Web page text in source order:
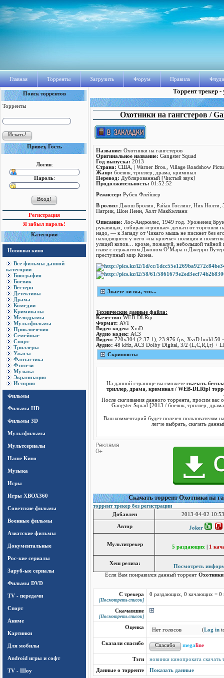
Главная Торренты Загрузить Форум Правила
Поиск торрентов
Торренты
Привет, Гость
Логин:
Пароль:
Регистрация
Я забыл пароль!
Категории
Новинки кино
Все фильмы данной
категории
Биография
Боевик
Вестерн
Детективы
Драма
Комедии
Криминалы
Мелодрамы
Мультфильмы
Приключения
Семейные
Спорт
Триллеры
Ужасы
Фантастика
Фэнтези
Музыка
Экранизация
История
Фильмы
Фильмы HD
Фильмы 3D
Мультфильмы
Мультсериалы
Наше Кино
Музыка
Игры
Игры ХВОХ360
Cоветские фильмы
Военные фильмы
Азиатские фильмы
Документальные
Рос-кие сериалы
Заруб-ые сериалы
Фильмы DVD
TV - передачи
Спорт
Аниме
Картинки
Для мобилы
Android игры и софт
TV - Шоу
Торрент трекер
Охотники на гангстеров /
Название: Охотники на гангстеров
Оригинальное название: Gangster Squad
Год выпуска: 2013
Страна: США, | Warner Bros., Village Roadshow
Жанр: боевик, триллер, драма, криминал
Перевод: Дублированный [Чистый звук]
Продолжительность: 01:52:52
Режисcер: Рубен Флейшер
В ролях: Джош Бролин, Райан Гослинг, Ник
Патрик, Шон Пенн, Холт МакКэллани
Описание: Лос-Анджелес, 1949 год. Уроженец
рукавицах, собирая «грязные» деньги от
надо, — к Западу от Чикаго мышь не пискнет без
находящиеся у него «на крючке» полиция и
улицей копов… кроме, пожалуй, небольшой тайной
главе с сержантом Джоном О’Мара и Джерри
преступный мир Коэна.
Знаете ли вы, что...
Технические данные файла:
Качество: WEB-DLRip
Формат: AVI
Видео кодек: XviD
Аудио кодек: AC3
Видео: 720x304 (2.37:1), 23.976 fps, XviD build 50
Аудио: 48 kHz, AC3 Dolby Digital, 3/2 (L,C,R,l,r) +
Скриншоты
На данной странице вы сможете скачать
триллер, драма, криминал / WEB-DLRip]
После скачивания данного торрента, просим вас
Gangster Squad [2013 / боевик, триллер,
Ваш комментарий будет полезен пользователям
легче выбрать, скачать
Cкачать торрент Охотники на
торрент трекер без регистрации
Добавлен
2013-04-02
Автор Joker
Мультитрекер 5 раздающих 1
Хеш релиза:
Посмотреть
Если Вам понравился данный торрент Охотники
С трекера
[Посмотреть список]
0 раздающих, 0 качающих = 0
Скачавшие
[Посмотреть список]
Оценка Нет голосов (Log in
Сказали спасибо megaline
Тэги
новинки кинопроката скачать
Данные о торренте
Показать данные